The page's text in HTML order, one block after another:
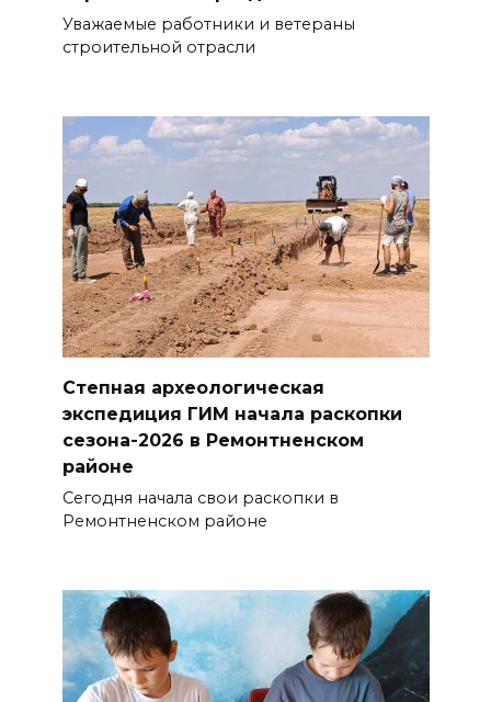
Уважаемые работники и ветераны
строительной отрасли
Степная археологическая
экспедиция ГИМ начала раскопки
сезона-2026 в Ремонтненском
районе
Сегодня начала свои раскопки в
Ремонтненском районе